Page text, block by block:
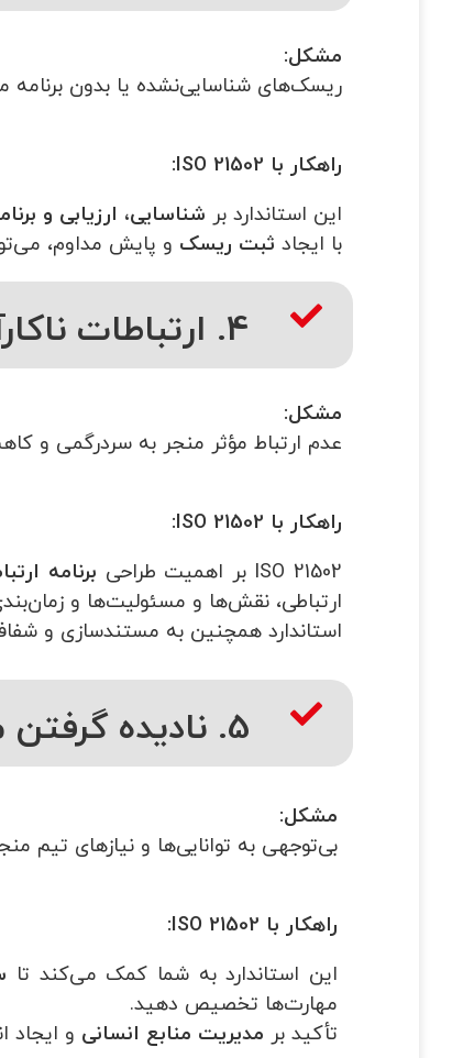
مشکل:
ریسک‌های شناسایی‌نشده یا بدون برنامه
راهکار با ISO 21502:
این استاندارد بر شناسایی، ارزیابی و
با ایجاد ثبت ریسک و پایش مداوم،
4. ارتباطات ناکارآمد
مشکل:
عدم ارتباط مؤثر منجر به سردرگمی و
راهکار با ISO 21502:
ISO 21502 بر اهمیت طراحی
برنامه
ارتباطی، نقش‌ها و مسئولیت‌ها و
استاندارد همچنین به مستندسازی و
5. نادیده گرفتن منابع انسانی
مشکل:
بی‌توجهی به توانایی‌ها و نیازهای تیم
راهکار با ISO 21502:
این استاندارد به شما کمک می‌کند تا
مهارت‌ها تخصیص دهید.
تأکید بر مدیریت منابع انسانی و ایجاد